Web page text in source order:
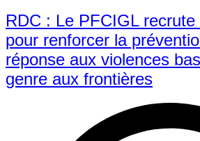
RDC : Le PFCIGL
pour renforcer la
réponse aux violences
genre aux frontières